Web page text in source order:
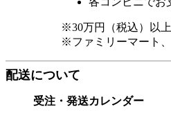
※30万円（税込）以
※ファミリーマート
配送について
受注・発送カレンダー